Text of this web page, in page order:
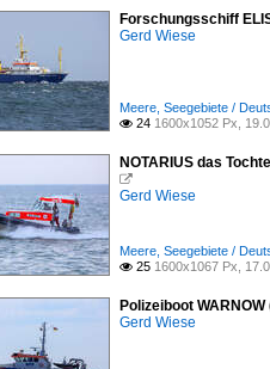
Forschungsschiff
Gerd Wiese
Meere, Seegebiete /
 24 1600x1052 Px,
NOTARIUS das

Gerd Wiese
Meere, Seegebiete /
 25 1600x1067 Px,
Polizeiboot
Gerd Wiese